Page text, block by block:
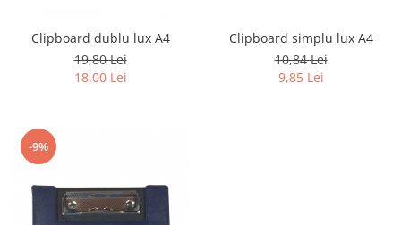
Clipboard dublu lux A4
19,80 Lei
18,00 Lei
Clipboard simplu lux A4
10,84 Lei
9,85 Lei
-9%